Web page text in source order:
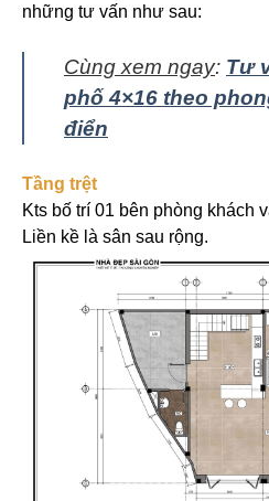
những tư vấn như sau:
Cùng xem ngay: Tư
phố 4×16 theo
điển
Tầng trệt
Kts bố trí 01 bên phòng khách
Liền kề là sân sau rộng.